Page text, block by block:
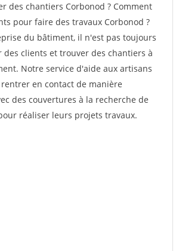
des chantiers Corbonod ? Comment
pour faire des travaux Corbonod ?
du bâtiment, il n'est pas toujours
des clients et trouver des chantiers à
Notre service d'aide aux artisans
en contact de manière
des couvertures à la recherche de
réaliser leurs projets travaux.